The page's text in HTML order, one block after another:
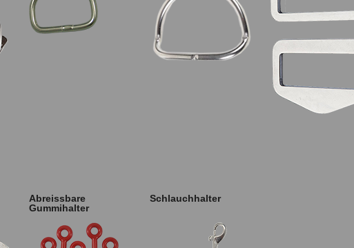
Abreissbare
Gummihalter
Schlauchhalter